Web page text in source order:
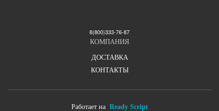
8(800)333-76-87
КОМПАНИЯ
ДОСТАВКА
КОНТАКТЫ
Работает на Ready Script